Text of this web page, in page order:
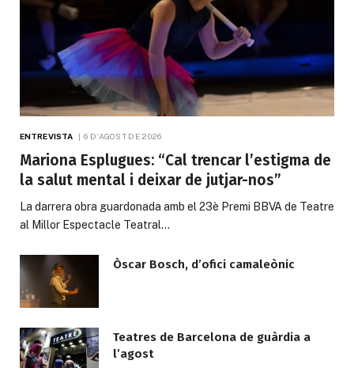
ENTREVISTA 6 D'AGOST DE 2026
Mariona Esplugues: “Cal trencar l’estigma de
la salut mental i deixar de jutjar-nos”
La darrera obra guardonada amb el 23è Premi BBVA de Teatre
al Millor Espectacle Teatral…
Òscar Bosch, d’ofici camaleònic
Teatres de Barcelona de guàrdia a
l’agost